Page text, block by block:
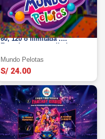
MUNDO PELOTAS : Entrada
60, 120 o ilimitada .
Experimenta esta linda
Mundo Pelotas
S/ 24.00